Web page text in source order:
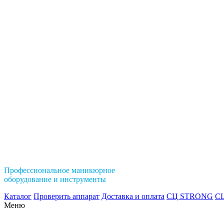
Профессиональное маникюрное
оборудование и инструменты
Каталог Проверить аппарат Доставка и оплата СЦ STRONG
Меню